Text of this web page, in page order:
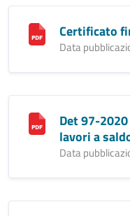
Certificato
Data
Det 97-
lavori a
Data